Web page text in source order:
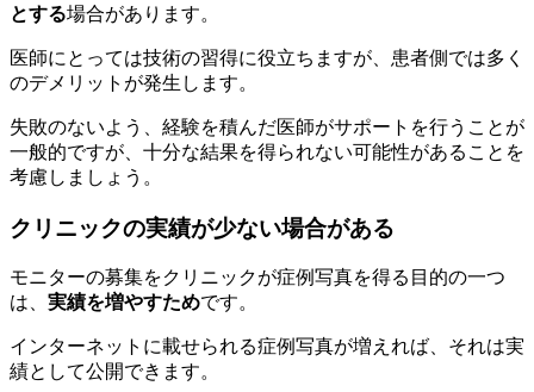
とする場合があります。
医師にとっては技術の習得に役立ちますが、患者側では多く
のデメリットが発生します。
失敗のないよう、経験を積んだ医師がサポートを行うことが
一般的ですが、十分な結果を得られない可能性があることを
考慮しましょう。
クリニックの実績が少ない場合がある
モニターの募集をクリニックが症例写真を得る目的の一つ
は、 実績を増やすためです。
インターネットに載せられる症例写真が増えれば、それは実
績として公開できます。